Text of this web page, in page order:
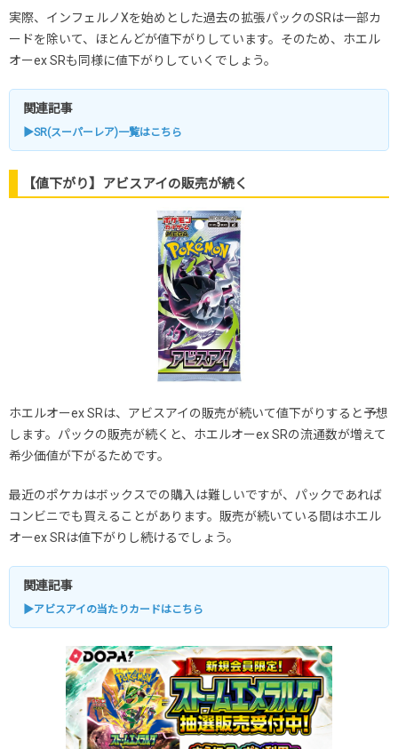
実際、インフェルノXを始めとした過去の拡張パックのSRは一部カ
ードを除いて、ほとんどが値下がりしています。そのため、ホエル
オーex SRも同様に値下がりしていくでしょう。
関連記事
▶SR(スーパーレア)一覧はこちら
【値下がり】アビスアイの販売が続く
ホエルオーex SRは、アビスアイの販売が続いて値下がりすると予想
します。パックの販売が続くと、ホエルオーex SRの流通数が増えて
希少価値が下がるためです。
最近のポケカはボックスでの購入は難しいですが、パックであれば
コンビニでも買えることがあります。販売が続いている間はホエル
オーex SRは値下がりし続けるでしょう。
関連記事
▶アビスアイの当たりカードはこちら